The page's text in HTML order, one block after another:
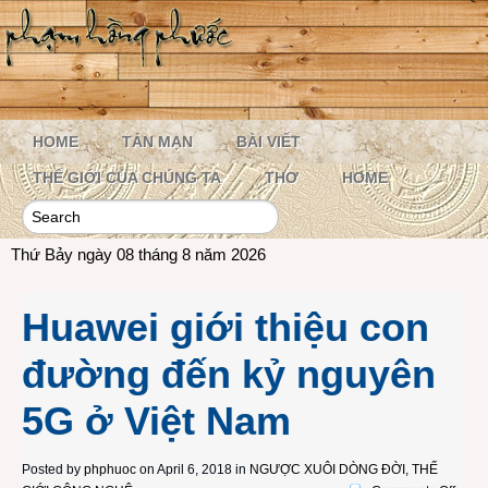
HOME TẢN MẠN BÀI VIẾT
THẾ GIỚI CỦA CHÚNG TA THƠ HOME
Thứ Bảy ngày 08 tháng 8 năm 2026
Huawei giới thiệu con
đường đến kỷ nguyên
5G ở Việt Nam
Posted by phphuoc on April 6, 2018 in NGƯỢC XUÔI DÒNG ĐỜI , THẾ